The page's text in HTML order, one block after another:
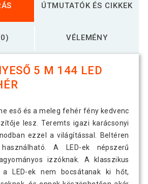
ÚTMUTATÓK ÉS CIKKEK
VÉLEMÉNY
5 M 144 LED
eső és a meleg fehér fény kedvenc
lesz. Teremts igazi karácsonyi
ezzel a világítással. Beltéren
A LED-ek népszerű
izzóknak. A klasszikus
LED-ek nem bocsátanak ki hőt,